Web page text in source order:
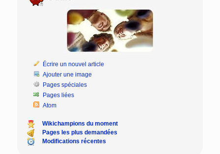
Écrire un nouvel article
Ajouter une image
Pages spéciales
Pages liées
Atom
Wikichampions du moment
Pages les plus demandées
Modifications récentes